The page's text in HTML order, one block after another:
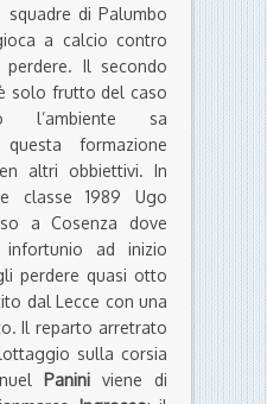
di Palumbo
a calcio contro
Il secondo
solo frutto del caso
sa
formazione
altri obbiettivi. In
classe 1989 Ugo
a Cosenza dove
ad inizio
perdere quasi otto
dal Lecce con una
Il reparto arretrato
sulla corsia
Paniniviene di